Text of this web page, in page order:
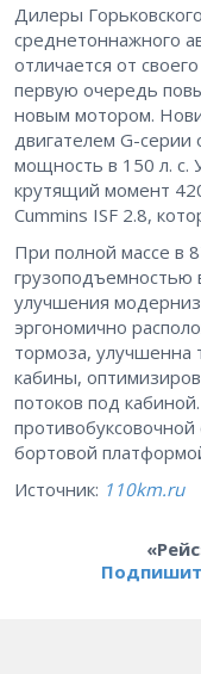
Дилеры
среднетоннажного
отличается от
первую очередь
новым мотором.
двигателем G-
мощность в 150 л. с.
крутящий момент
Cummins ISF 2.8,
При полной массе в
грузоподъемностью
улучшения
эргономично
тормоза, улучшенна
кабины,
потоков под
бортовой
Источник: 110km.ru